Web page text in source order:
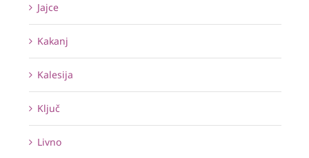
Jajce
Kakanj
Kalesija
Ključ
Livno